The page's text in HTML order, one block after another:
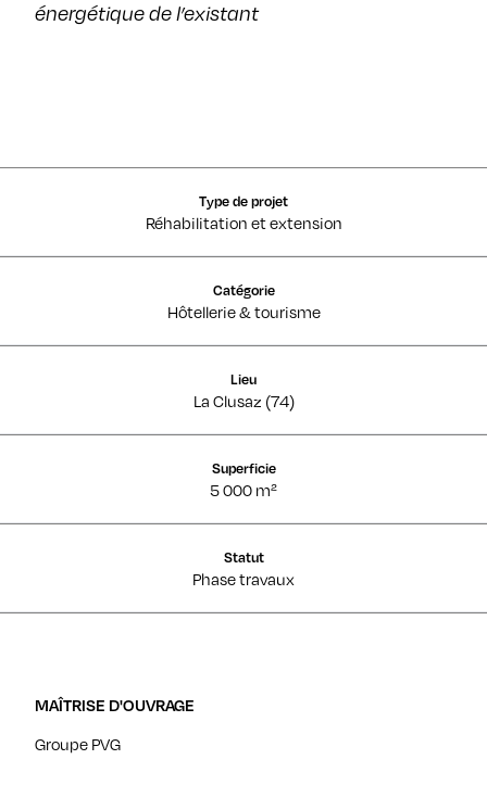
énergétique de l’existant
Type de projet
Réhabilitation et extension
Catégorie
Hôtellerie & tourisme
Lieu
La Clusaz (74)
Superficie
5 000 m²
Statut
Phase travaux
MAÎTRISE D'OUVRAGE
Groupe PVG